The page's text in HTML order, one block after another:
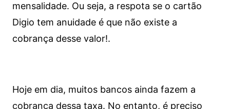
mensalidade. Ou seja, a respota se o cartão
Digio tem anuidade é que não existe a
cobrança desse valor!.
Hoje em dia, muitos bancos ainda fazem a
cobrança dessa taxa. No entanto, é preciso